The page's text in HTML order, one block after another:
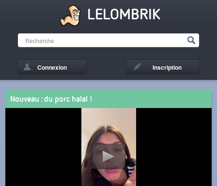
LELOMBRIK
Connexion Inscription
Nouveau : du porc halal !